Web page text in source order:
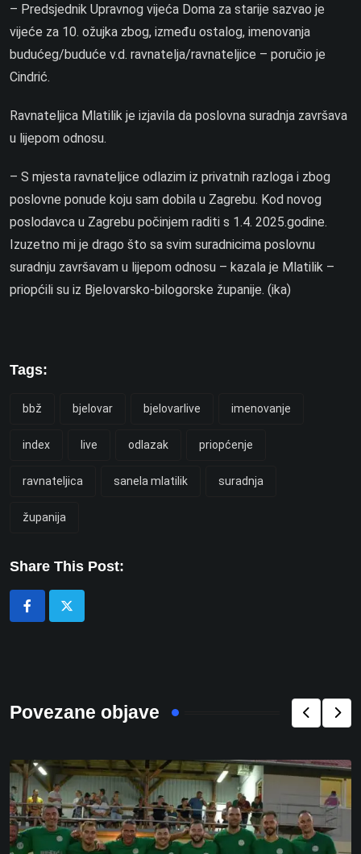
– Predsjednik Upravnog vijeća Doma za starije sazvao je
vijeće za 10. ožujka zbog, između ostalog, imenovanja
budućeg/buduće v.d. ravnatelja/ravnateljice – poručio je
Cindrić.
Ravnateljica Mlatilik je izjavila da poslovna suradnja završava
u lijepom odnosu.
– S mjesta ravnateljice odlazim iz privatnih razloga i zbog
poslovne ponude koju sam dobila u Zagrebu. Kod novog
poslodavca u Zagrebu počinjem raditi s 1.4. 2025.godine.
Izuzetno mi je drago što sa svim suradnicima poslovnu
suradnju završavam u lijepom odnosu – kazala je Mlatilik –
priopćili su iz Bjelovarsko-bilogorske županije. (ika)
Tags:
bbž bjelovar bjelovarlive imenovanje
index live odlazak priopćenje
ravnateljica sanela mlatilik suradnja
županija
Share This Post:
Povezane objave